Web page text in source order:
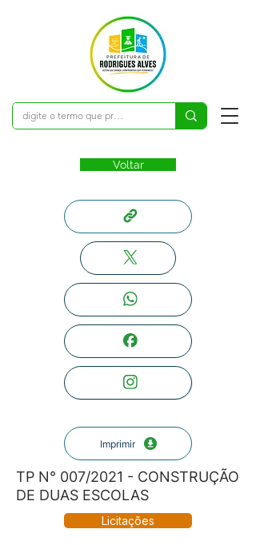
Voltar
Imprimir
TP N° 007/2021 - CONSTRUÇÃO
DE DUAS ESCOLAS
Licitações